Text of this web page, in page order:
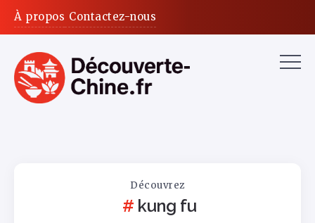
À propos Contactez-nous
Découvrez
kung fu